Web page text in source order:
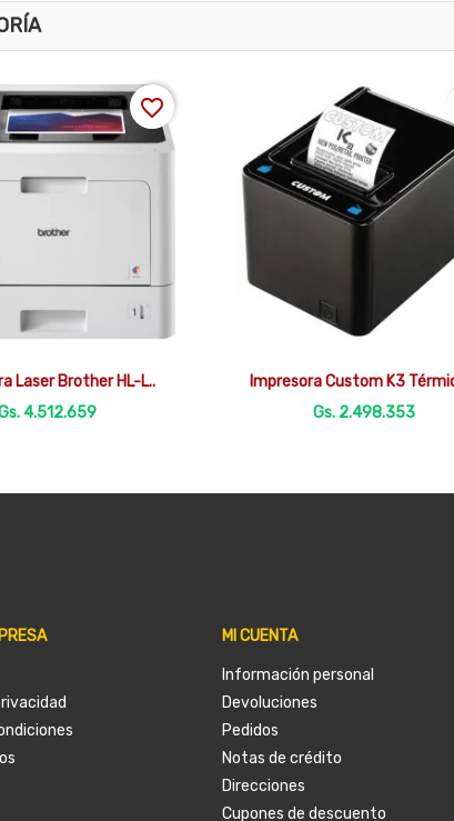
Vista rápida
Laser Brother HL-L..
4.512.659
favorite_border
Vista rápida
Impresora Custom K3
Gs. 2.498.353
MI CUENTA
Información personal
Devoluciones
Pedidos
Notas de crédito
Direcciones
Cupones de descuento